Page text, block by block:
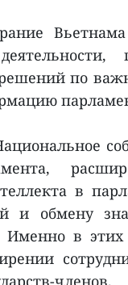
по
в
и обмену
Именно в
членов.